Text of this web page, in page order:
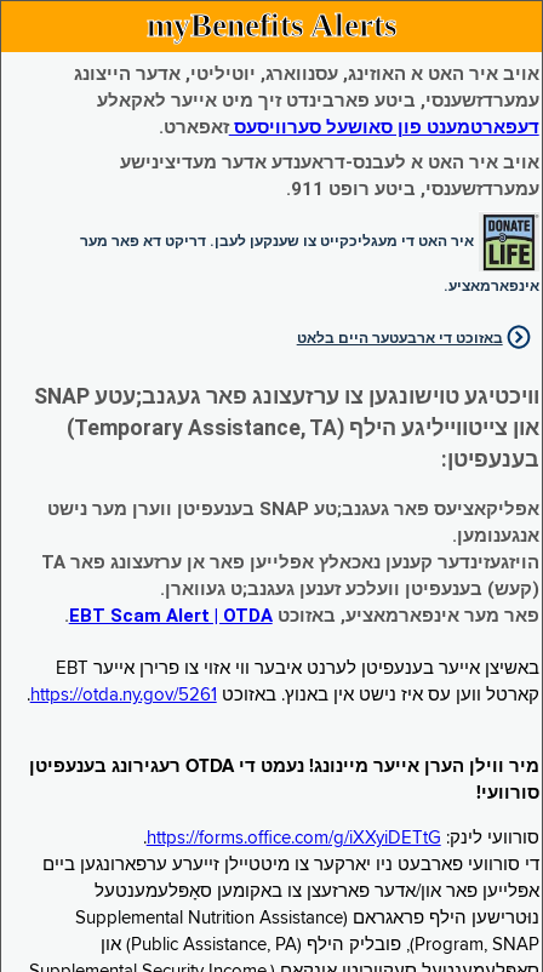
myBenefits Alerts
אויב איר האט א האוזינג, עסנווארג, יוטיליטי, אדער הייצונג
עמערדזשענסי, ביטע פארבינדט זיך מיט אייער לאקאלע
דעפארטמענט פון סאושעל סערוויסעסזאפארט.
אויב איר האט א לעבנס-דראענדע אדער מעדיצינישע
עמערדזשענסי, ביטע רופט 911.
איר האט די מעגליכקייט צו שענקען לעבן. דריקט דא פאר מער
אינפארמאציע.
באזוכט די ארבעטער היים בלאט
וויכטיגע טוישונגען צו ערזעצונג פאר געגנב;עטע SNAP
און צייטווייליגע הילף (Temporary Assistance, TA)
בענעפיטן:
אפליקאציעס פאר געגנב;טע SNAP בענעפיטן ווערן מער נישט
אנגענומען.
הויזגעזינדער קענען נאכאלץ אפּלייען פאר אן ערזעצונג פאר TA
(קעש) בענעפיטן וועלכע זענען געגנב;ט געווארן.
פאר מער אינפארמאציע, באזוכטEBT Scam Alert | OTDA
.
באשיצן אייער בענעפיטן לערנט איבער ווי אזוי צו פרירן אייער EBT
קארטל ווען עס איז נישט אין באנוץ. באזוכט https://otda.ny.gov/5261
.
מיר ווילן הערן אייער מיינונג! נעמט די OTDA רעגירונג בענעפיטן
סורוועי!
סורוועי לינק: https://forms.office.com/g/iXXyiDETtG
.
די סורוועי פארבעט ניו יארקער צו מיטטיילן זייערע ערפארונגען ביים
אפּלייען פאר און/אדער פארזעצן צו באקומען סאָפּלעמענטעל
נוּטרישען הילף פראגראם (Supplemental Nutrition Assistance
Program, SNAP), פובליק הילף (Public Assistance, PA) און